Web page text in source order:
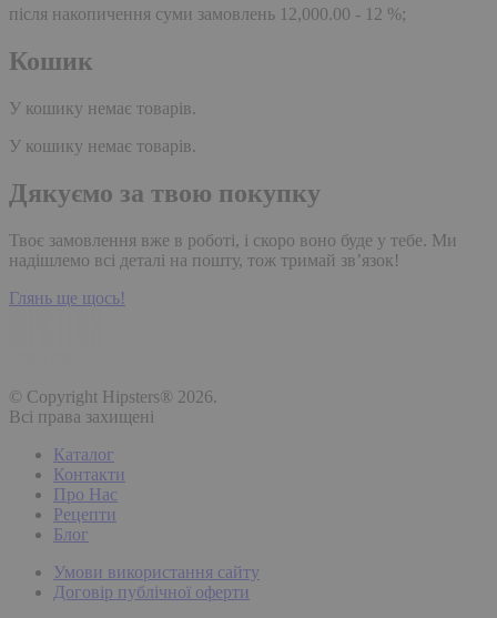
після накопичення суми замовлень 12,000.00 - 12 %;
Кошик
У кошику немає товарів.
У кошику немає товарів.
Дякуємо за твою покупку
Твоє замовлення вже в роботі, і скоро воно буде у тебе. Ми
надішлемо всі деталі на пошту, тож тримай зв’язок!
Глянь ще щось!
© Copyright Hipsters® 2026.
Всі права захищені
Каталог
Контакти
Про Нас
Рецепти
Блог
Умови використання сайту
Договір публічної оферти